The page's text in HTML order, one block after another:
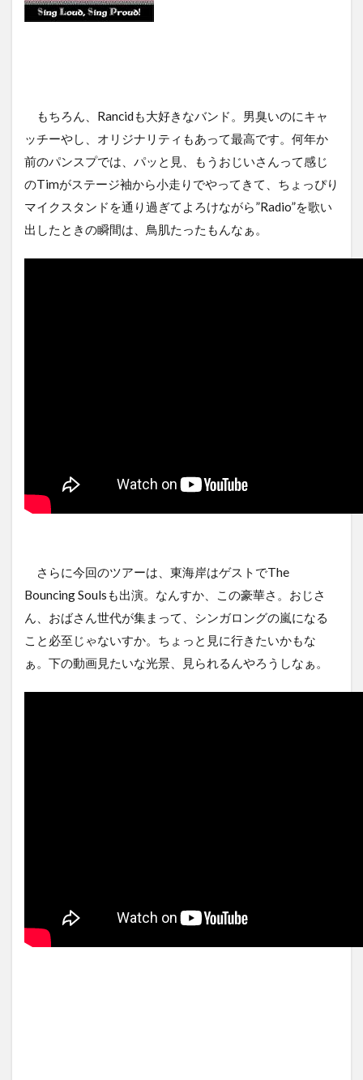
もちろん、Rancidも大好きなバンド。男臭いのにキャ
ッチーやし、オリジナリティもあって最高です。何年か
前のパンスプでは、パッと見、もうおじいさんって感じ
のTimがステージ袖から小走りでやってきて、ちょっぴり
マイクスタンドを通り過ぎてよろけながら”Radio”を歌い
出したときの瞬間は、鳥肌たったもんなぁ。
さらに今回のツアーは、東海岸はゲストでThe
Bouncing Soulsも出演。なんすか、この豪華さ。おじさ
ん、おばさん世代が集まって、シンガロングの嵐になる
こと必至じゃないすか。ちょっと見に行きたいかもな
ぁ。下の動画見たいな光景、見られるんやろうしなぁ。